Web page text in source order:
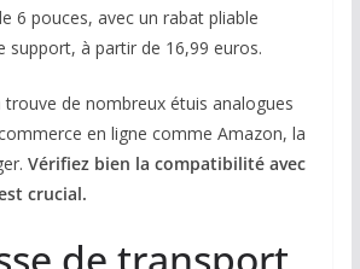
6 pouces, avec un rabat pliable
support, à partir de 16,99 euros.
de nombreux étuis analogues
en ligne comme Amazon, la
Vérifiez bien la compatibilité avec
crucial.
de transport